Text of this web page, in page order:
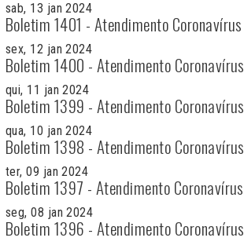
sab, 13 jan 2024
Boletim 1401 - Atendimento Coronavírus
sex, 12 jan 2024
Boletim 1400 - Atendimento Coronavírus
qui, 11 jan 2024
Boletim 1399 - Atendimento Coronavírus
qua, 10 jan 2024
Boletim 1398 - Atendimento Coronavírus
ter, 09 jan 2024
Boletim 1397 - Atendimento Coronavírus
seg, 08 jan 2024
Boletim 1396 - Atendimento Coronavírus